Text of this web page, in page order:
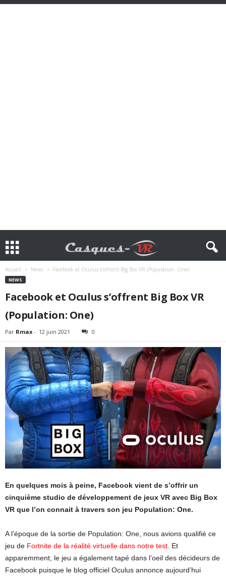
Accueil News Facebook et Oculus s’offrent Big Box VR (Population: One)
NEWS
Facebook et Oculus s’offrent Big Box VR
(Population: One)
Par Rmax - 12 juin 2021 0
En quelques mois à peine, Facebook vient de s’offrir un
cinquième studio de développement de jeux VR avec Big Box
VR que l’on connait à travers son jeu Population: One.
A l’époque de la sortie de Population: One, nous avions qualifié ce
jeu de Fortnite de la réalité virtuelle dans notre test . Et
apparemment, le jeu a également tapé dans l’oeil des décideurs de
Facebook puisque le blog officiel Oculus annonce aujourd’hui